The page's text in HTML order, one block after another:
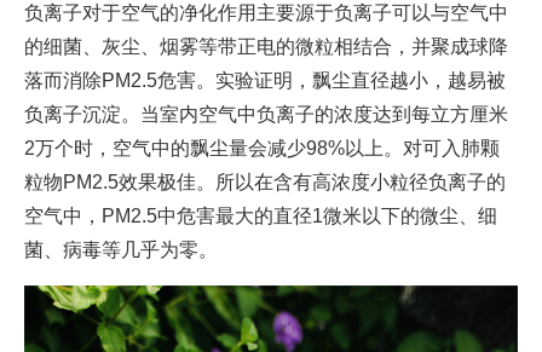
负离子对于空气的净化作用主要源于负离子可以与空气中
的细菌、灰尘、烟雾等带正电的微粒相结合，并聚成球降
落而消除PM2.5危害。实验证明，飘尘直径越小，越易被
负离子沉淀。当室内空气中负离子的浓度达到每立方厘米
2万个时，空气中的飘尘量会减少98%以上。对可入肺颗
粒物PM2.5效果极佳。所以在含有高浓度小粒径负离子的
空气中，PM2.5中危害最大的直径1微米以下的微尘、细
菌、病毒等几乎为零。